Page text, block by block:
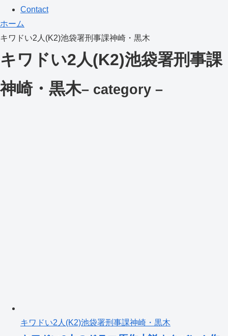
Contact
ホーム
キワドい2人(K2)池袋署刑事課神崎・黒木
キワドい2人(K2)池袋署刑事課
神崎・黒木– category –
キワドい2人(K2)池袋署刑事課神崎・黒木